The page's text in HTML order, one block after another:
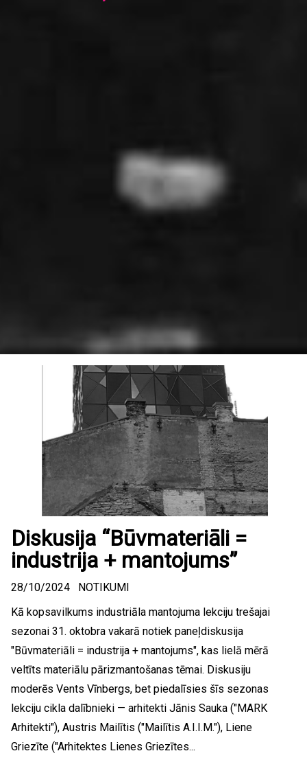
Diskusija “Būvmateriāli =
industrija + mantojums”
28/10/2024
NOTIKUMI
Kā kopsavilkums industriāla mantojuma lekciju trešajai
sezonai 31. oktobra vakarā notiek paneļdiskusija
"Būvmateriāli = industrija + mantojums", kas lielā mērā
veltīts materiālu pārizmantošanas tēmai. Diskusiju
moderēs Vents Vīnbergs, bet piedalīsies šīs sezonas
lekciju cikla dalībnieki — arhitekti Jānis Sauka ("MARK
Arhitekti"), Austris Mailītis ("Mailītis A.I.I.M."), Liene
Griezīte ("Arhitektes Lienes Griezītes...